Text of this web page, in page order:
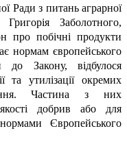
Ради з питань аграрної
Заболотного,
про побічні продукти
нормам європейського
до Закону, відбулося
та утилізації окремих
Частина з них
добрив або для
Європейського